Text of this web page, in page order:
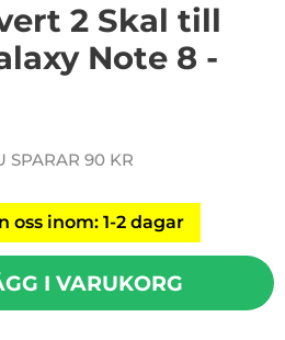
2 Skal till
Note 8 -
pris
SPARAR 90 KR
oss inom: 1-2 dagar
I VARUKORG